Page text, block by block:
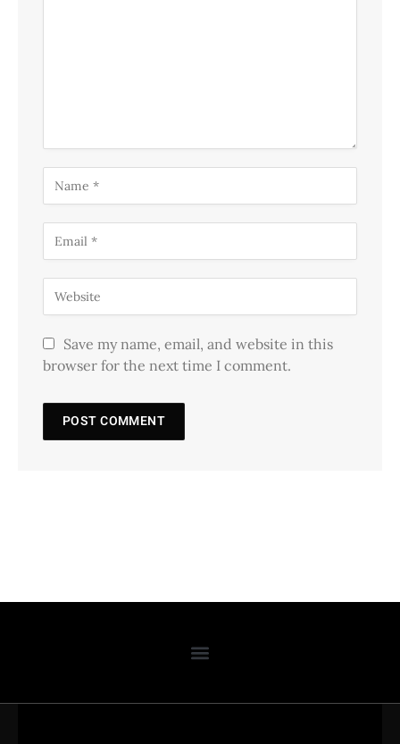
Save my name, email, and website in this
browser for the next time I comment.